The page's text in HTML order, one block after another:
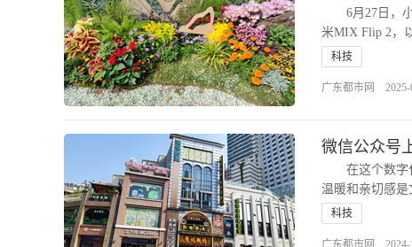
6月27日，小
米MIX Flip 2，
科技
广东都市网 2025-
微信公众号
在这个数字化
温暖和亲切感是
科技
广东都市网 2024-